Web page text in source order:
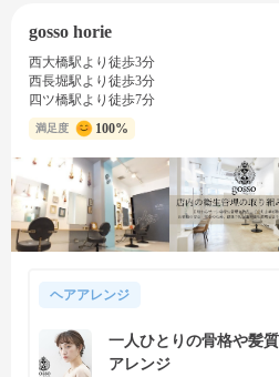
gosso horie
西大橋駅より徒歩3分
西長堀駅より徒歩3分
四ツ橋駅より徒歩7分
満足度 100%
ヘアアレンジ
一人ひとりの骨格や髪
アレンジ